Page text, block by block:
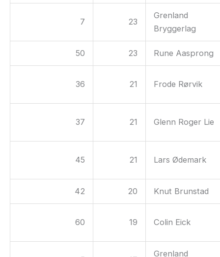
7 23
Grenland
Bryggerlag
50 23 Rune Aasprong
36 21 Frode Rørvik
37 21 Glenn Roger Lie
45 21 Lars Ødemark
42 20 Knut Brunstad
60 19 Colin Eick
Grenland